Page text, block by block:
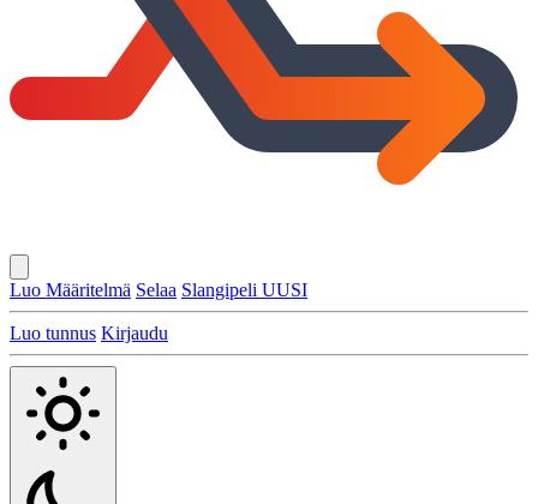
Luo Määritelmä Selaa Slangipeli UUSI
Luo tunnus Kirjaudu